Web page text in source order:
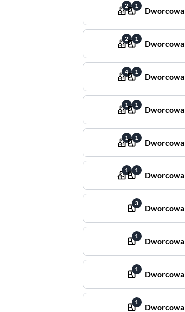
2 1
Dworcowa
2 1
Dworcowa
4 1
Dworcowa
1 1
Dworcowa
1 1
Dworcowa
1 1
Dworcowa
3
Dworcowa
1
Dworcowa
1
Dworcowa
1
Dworcowa